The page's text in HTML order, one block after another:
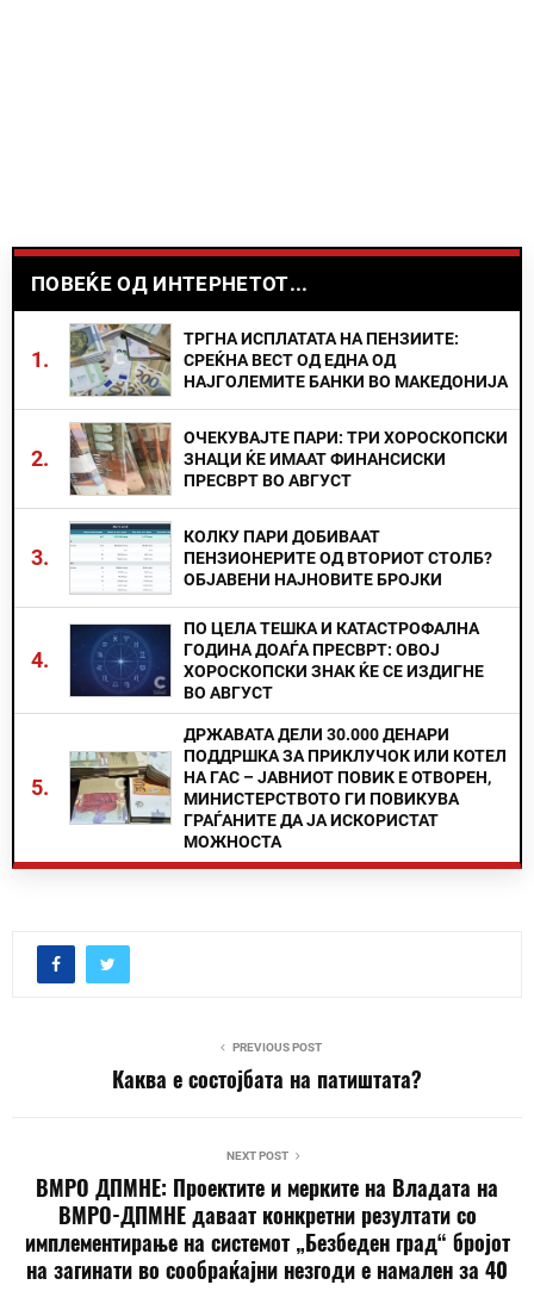
ПОВЕЌЕ ОД ИНТЕРНЕТОТ...
1.
ТРГНА ИСПЛАТАТА НА ПЕНЗИИТЕ:
СРЕЌНА ВЕСТ ОД ЕДНА ОД
НАЈГОЛЕМИТЕ БАНКИ ВО МАКЕДОНИЈА
2.
ОЧЕКУВАЈТЕ ПАРИ: ТРИ ХОРОСКОПСКИ
ЗНАЦИ ЌЕ ИМААТ ФИНАНСИСКИ
ПРЕСВРТ ВО АВГУСТ
3.
КОЛКУ ПАРИ ДОБИВААТ
ПЕНЗИОНЕРИТЕ ОД ВТОРИОТ СТОЛБ?
ОБЈАВЕНИ НАЈНОВИТЕ БРОЈКИ
4.
ПО ЦЕЛА ТЕШКА И КАТАСТРОФАЛНА
ГОДИНА ДОАЃА ПРЕСВРТ: ОВОЈ
ХОРОСКОПСКИ ЗНАК ЌЕ СЕ ИЗДИГНЕ
ВО АВГУСТ
5.
ДРЖАВАТА ДЕЛИ 30.000 ДЕНАРИ
ПОДДРШКА ЗА ПРИКЛУЧОК ИЛИ КОТЕЛ
НА ГАС – ЈАВНИОТ ПОВИК Е ОТВОРЕН,
МИНИСТЕРСТВОТО ГИ ПОВИКУВА
ГРАЃАНИТЕ ДА ЈА ИСКОРИСТАТ
МОЖНОСТА
PREVIOUS POST
Каква е состојбата на патиштата?
NEXT POST
ВМРО ДПМНЕ: Проектите и мерките на Владата на
ВМРО-ДПМНЕ даваат конкретни резултати со
имплементирање на системот „Безбеден град“ бројот
на загинати во сообраќајни незгоди е намален за 40